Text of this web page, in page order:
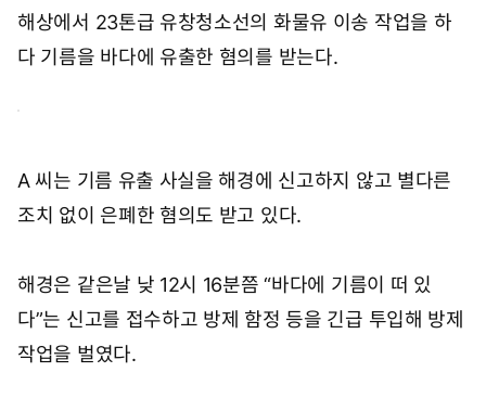
해상에서 23톤급 유창청소선의 화물유 이송 작업을 하
다 기름을 바다에 유출한 혐의를 받는다.
A 씨는 기름 유출 사실을 해경에 신고하지 않고 별다른
조치 없이 은폐한 혐의도 받고 있다.
해경은 같은날 낮 12시 16분쯤 “바다에 기름이 떠 있
다”는 신고를 접수하고 방제 함정 등을 긴급 투입해 방제
작업을 벌였다.